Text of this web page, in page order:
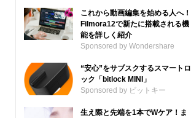
これから動画編集を始める人へ！
Filmora12で新たに搭載される機
能を詳しく紹介
Sponsored by Wondershare
“安心”をサブスクするスマートロ
ック「bitlock MINI」
Sponsored by ビットキー
生え際と先端を1本でWケア！ま